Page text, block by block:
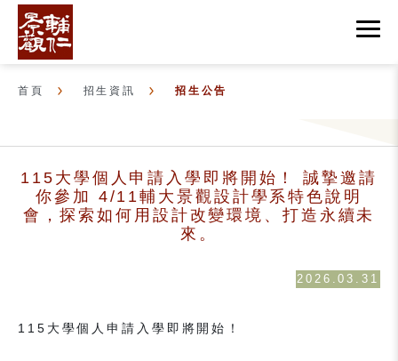
首頁 招生資訊 招生公告
115大學個人申請入學即將開始！ 誠摯邀請
你參加 4/11輔大景觀設計學系特色說明
會，探索如何用設計改變環境、打造永續未
來。
2026.03.31
115大學個人申請入學即將開始！